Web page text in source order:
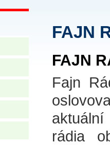
FAJN
FAJN
Fajn
rádia